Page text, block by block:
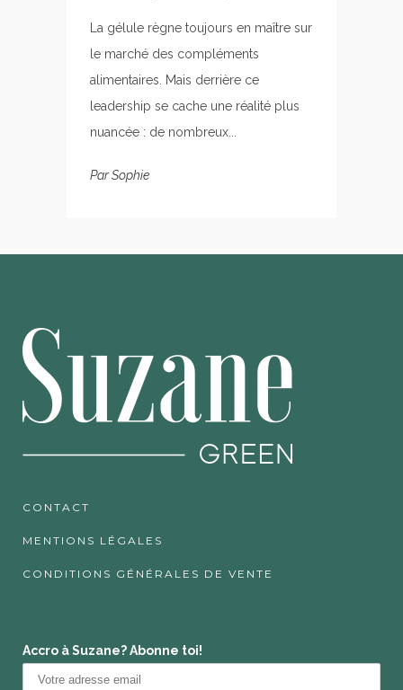
La gélule règne toujours en maître sur
le marché des compléments
alimentaires. Mais derrière ce
leadership se cache une réalité plus
nuancée : de nombreux...
ParSophie
CONTACT
MENTIONS LÉGALES
CONDITIONS GÉNÉRALES DE VENTE
Accro à Suzane? Abonne toi!